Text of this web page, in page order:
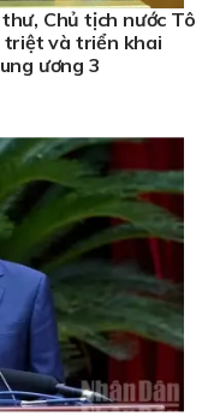
Chủ tịch nước Tô
triệt và triển khai
ương 3